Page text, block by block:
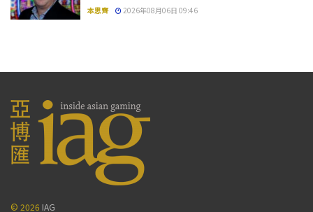
本思齊 2026年08月06日 09:46
© 2026 IAG